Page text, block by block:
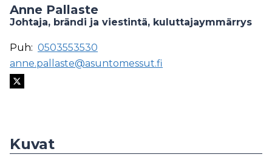
Anne Pallaste
Johtaja, brändi ja viestintä, kuluttajaymmärrys
Puh: 0503553530
anne.pallaste@asuntomessut.fi
Kuvat